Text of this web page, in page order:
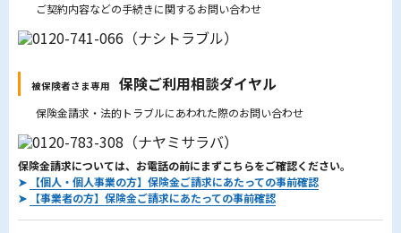
ご契約内容などの手続きに関するお問い合わせ
被保険者さま専用 保険ご利用相談ダイヤル
保険金請求・法的トラブルにあわれた際のお問い合わせ
保険金請求については、お電話の前にまずこちらをご確認ください。
➤
【個人・個人事業の方】保険金ご請求にあたっての事前確認
➤
【事業者の方】保険金ご請求にあたっての事前確認